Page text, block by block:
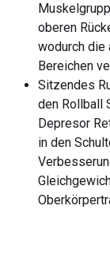
oberen
wodurch die
Bereichen
Sitzendes
den Rollball
Depresor
in den